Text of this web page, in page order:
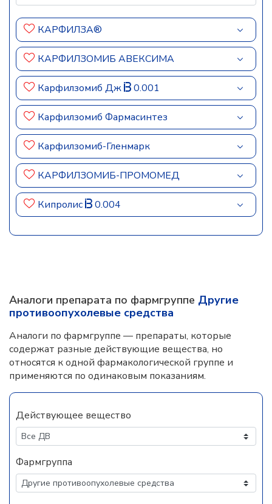
КАРФИЛЗА®
КАРФИЛЗОМИБ АВЕКСИМА
Карфилзомиб Дж 0.001
Карфилзомиб Фармасинтез
Карфилзомиб-Гленмарк
КАРФИЛЗОМИБ-ПРОМОМЕД
Кипролис 0.004
Аналоги препарата по фармгруппе Другие
противоопухолевые средства
Аналоги по фармгруппе — препараты, которые
содержат разные действующие вещества, но
относятся к одной фармакологической группе и
применяются по одинаковым показаниям.
Действующее вещество
Фармгруппа